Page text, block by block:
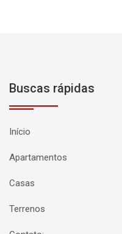
Buscas rápidas
Início
Apartamentos
Casas
Terrenos